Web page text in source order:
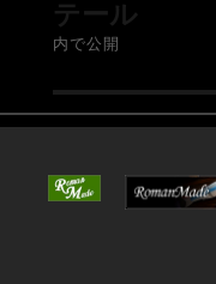
テール
内で公開